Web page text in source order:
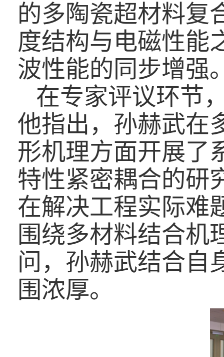
的多陶瓷超材料复
度结构与电磁性能
波性能的同步增强
在专家评议环节
他指出，孙赫武在
形机理方面开展了
特性紧密耦合的研
在解决工程实际难
围绕多材料结合机
问，孙赫武结合自
围浓厚。